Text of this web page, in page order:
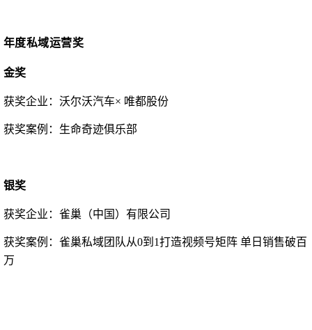
年度私域运营奖
金奖
获奖企业： 沃尔沃汽车× 唯都股份
获奖案例：生命奇迹俱乐部
银奖
获奖企业： 雀巢（中国）有限公司
获奖案例： 雀巢私域团队从0到1打造视频号矩阵 单日销售破百
万